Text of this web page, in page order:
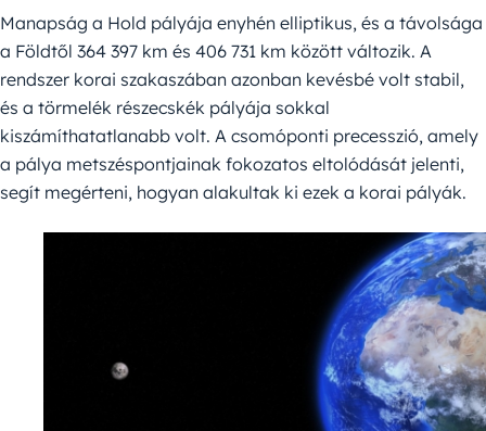
Manapság a Hold pályája enyhén elliptikus, és a távolsága
a Földtől 364 397 km és 406 731 km között változik. A
rendszer korai szakaszában azonban kevésbé volt stabil,
és a törmelék részecskék pályája sokkal
kiszámíthatatlanabb volt. A csomóponti precesszió, amely
a pálya metszéspontjainak fokozatos eltolódását jelenti,
segít megérteni, hogyan alakultak ki ezek a korai pályák.